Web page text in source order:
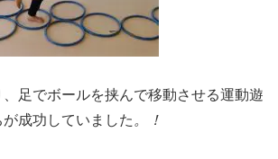
足でボールを挟んで移動させる運動遊
成功していました 。！